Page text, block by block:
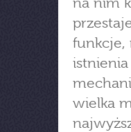
funkcje,
wielka